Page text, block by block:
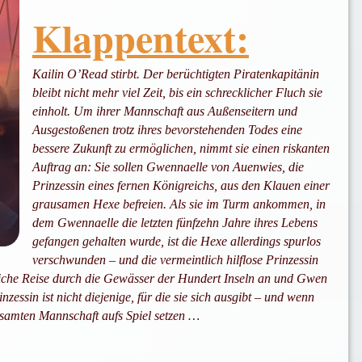
Klappentext:
Kailin O’Read stirbt. Der berüchtigten Piratenkapitänin
bleibt nicht mehr viel Zeit, bis ein schrecklicher Fluch sie
einholt. Um ihrer Mannschaft aus Außenseitern und
Ausgestoßenen trotz ihres bevorstehenden Todes eine
bessere Zukunft zu ermöglichen, nimmt sie einen riskanten
Auftrag an: Sie sollen Gwennaelle von Auenwies, die
Prinzessin eines fernen Königreichs, aus den Klauen einer
grausamen Hexe befreien. Als sie im Turm ankommen, in
dem Gwennaelle die letzten fünfzehn Jahre ihres Lebens
gefangen gehalten wurde, ist die Hexe allerdings spurlos
verschwunden – und die vermeintlich hilflose Prinzessin
Reise durch die Gewässer der Hundert Inseln an und Gwen
ist nicht diejenige, für die sie sich ausgibt – und wenn
Mannschaft aufs Spiel setzen …